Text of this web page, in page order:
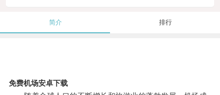
简介 排行
免费机场安卓下载